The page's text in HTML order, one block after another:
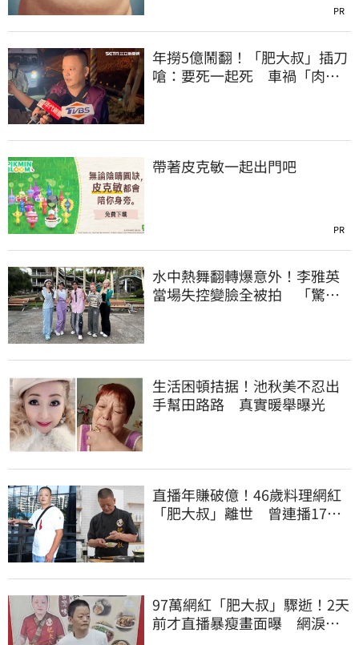
PR
年撈5億鬧翻！「肥大叔」插刀
嗆：要死一起死 車禍「肉眼
帶著皮克敏一起出門吧
PR
水中熱舞翻轉爆意外！李雅英
當場失控變臉全被拍 「驚人
生活困頓拮据！池秋美不忍出
手幫田路路 真實暖舉曝光
直播年賺破億！46歲料理網紅
「肥大叔」離世 曾連播17小
97萬網紅「肥大叔」驟逝！2天
前才直播暴瘦畫面曝 網淚